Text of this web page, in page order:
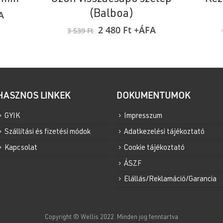
(Balboa)
3 539Ft Original
539 Ft.
2 480 FtCurrent
480 Ft.
+ÁFA
LINKEK
GYIK
Szállítási és fizetési módok
Kapcsolat
DOKUMENTUMOK
Impresszum
Adatkezelési tájékoztató
Cookie tájékoztató
ÁSZF
Elállás/Reklamáció/Garancia
Copyright © Wellis 2022. Minden jog fenntartva